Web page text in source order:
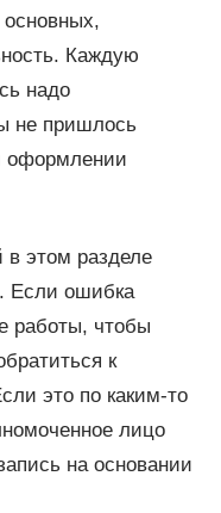
основных,
Каждую
надо
не пришлось
оформлении
в этом разделе
Если ошибка
работы, чтобы
к
это по каким-то
лицо
на основании